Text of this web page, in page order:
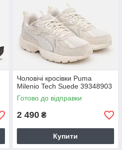
Чоловічі кросівки Puma
Milenio Tech Suede 39348903
Готово до відправки
2 490 ₴
Купити